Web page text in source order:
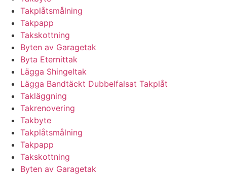
Takplåtsmålning
Takpapp
Takskottning
Byten av Garagetak
Byta Eternittak
Lägga Shingeltak
Lägga Bandtäckt Dubbelfalsat Takplåt
Takläggning
Takrenovering
Takbyte
Takplåtsmålning
Takpapp
Takskottning
Byten av Garagetak